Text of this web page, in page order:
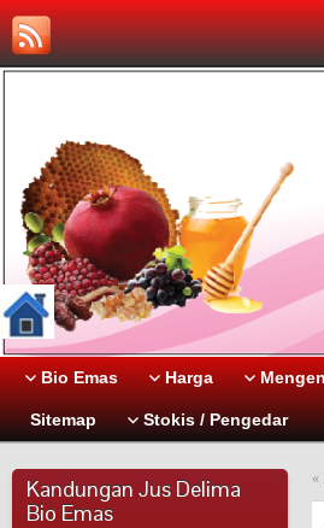
Bio Emas Harga
Sitemap Stokis / Pengedar
Kandungan Jus Delima
Bio Emas
«